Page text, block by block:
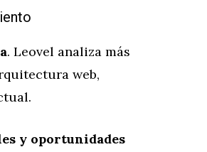
. Leovel analiza más
web,
y oportunidades